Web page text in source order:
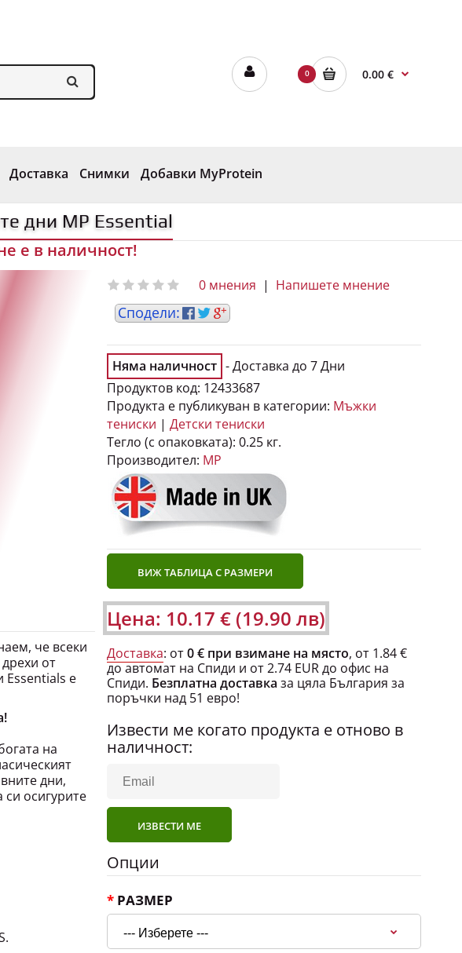
0 0.00 €
Доставка Снимки Добавки MyProtein
дни MP Essential
е в наличност!
че всеки
от
Essentials е
на
дни,
осигурите
0 мнения | Напишете мнение
Няма наличност - Доставка до 7 Дни
Продуктов код: 12433687
Продукта е публикуван в категории: Мъжки
тениски | Детски тениски
Тегло (с опаковката): 0.25 кг.
Производител: MP
ВИЖ ТАБЛИЦА С РАЗМЕРИ
Цена: 10.17 € (19.90 лв)
Доставка: от0 € при взимане на място, от 1.84 €
до автомат на Спиди и от 2.74 EUR до офис на
Спиди. Безплатна доставка за цяла България за
поръчки над 51 евро!
Извести ме когато продукта е отново в
наличност:
ИЗВЕСТИ МЕ
Опции
РАЗМЕР